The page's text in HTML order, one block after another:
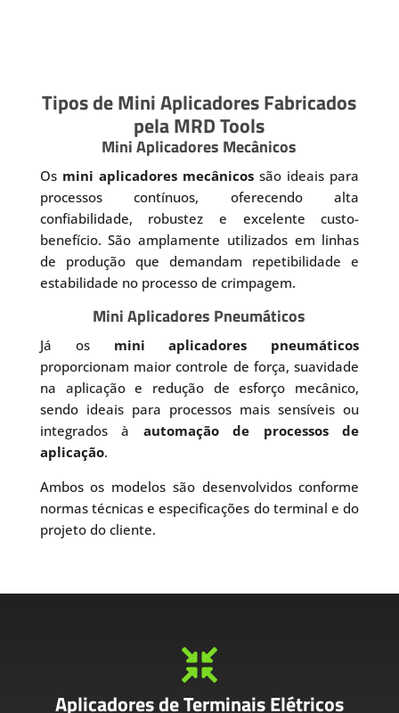
Tipos de Mini Aplicadores Fabricados
pela MRD Tools
Mini Aplicadores Mecânicos
Os mini aplicadores mecânicos são ideais para
processos contínuos, oferecendo alta
confiabilidade, robustez e excelente custo-
benefício. São amplamente utilizados em linhas
de produção que demandam repetibilidade e
estabilidade no processo de crimpagem.
Mini Aplicadores Pneumáticos
Já os mini aplicadores pneumáticos
proporcionam maior controle de força, suavidade
na aplicação e redução de esforço mecânico,
sendo ideais para processos mais sensíveis ou
integrados à automação de processos de
aplicação.
Ambos os modelos são desenvolvidos conforme
normas técnicas e especificações do terminal e do
projeto do cliente.

Aplicadores de Terminais Elétricos